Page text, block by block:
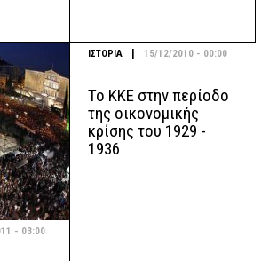
- 03:00
ΙΣΤΟΡΙΑ 15/12/2010 - 00:00
Το ΚΚΕ στην περίοδο
της οικονομικής
κρίσης του 1929 -
1936